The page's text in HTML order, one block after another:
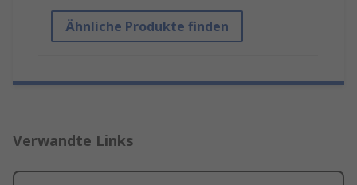
Ähnliche Produkte finden
Verwandte Links